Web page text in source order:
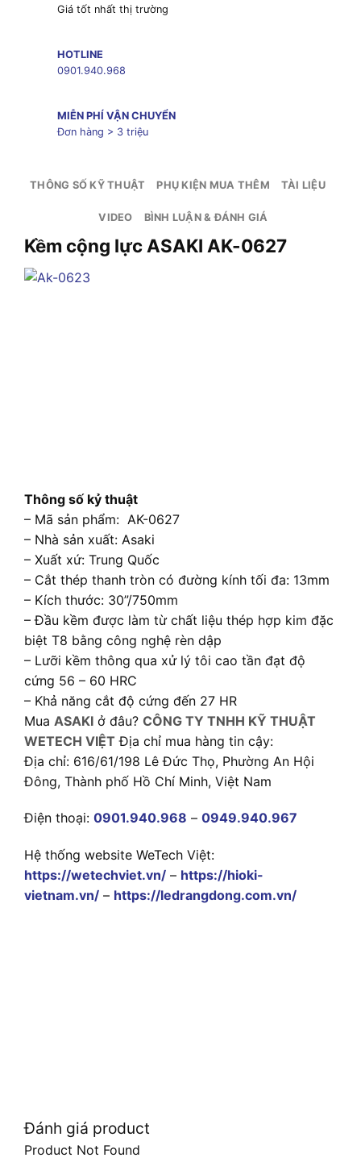
Giá tốt nhất thị trường
HOTLINE
0901.940.968
MIỄN PHÍ VẬN CHUYỂN
Đơn hàng > 3 triệu
THÔNG SỐ KỸ THUẬT PHỤ KIỆN MUA THÊM TÀI LIỆU
VIDEO BÌNH LUẬN & ĐÁNH GIÁ
Kềm cộng lực ASAKI AK-0627
Thông số kỷ thuật
– Mã sản phẩm: AK-0627
– Nhà sản xuất: Asaki
– Xuất xứ: Trung Quốc
– Cắt thép thanh tròn có đường kính tối đa: 13mm
– Kích thước: 30”/750mm
– Đầu kềm được làm từ chất liệu thép hợp kim đặc
biệt T8 bằng công nghệ rèn dập
– Lưỡi kềm thông qua xử lý tôi cao tần đạt độ
cứng 56 – 60 HRC
– Khả năng cắt độ cứng đến 27 HR
Mua ASAKI ở đâu? CÔNG TY TNHH KỸ THUẬT
WETECH VIỆT Địa chỉ mua hàng tin cậy:
Địa chỉ: 616/61/198 Lê Đức Thọ, Phường An Hội
Đông, Thành phố Hồ Chí Minh, Việt Nam
Điện thoại: 0901.940.968 – 0949.940.967
Hệ thống website WeTech Việt:
https://wetechviet.vn/ – https://hioki-
vietnam.vn/ – https://ledrangdong.com.vn/
Đánh giá product
Product Not Found